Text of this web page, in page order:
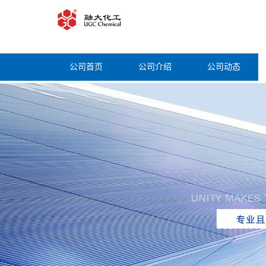
公司首页 公司介绍 公司动态